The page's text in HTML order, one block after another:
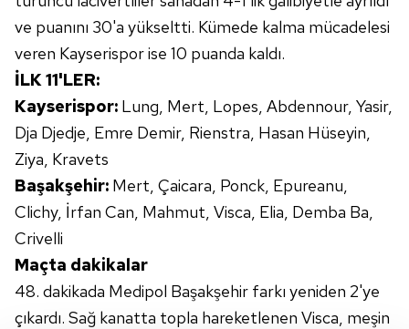
ve puanını 30'a yükseltti. Kümede kalma mücadelesi
veren Kayserispor ise 10 puanda kaldı.
İLK11'LER:
Kayserispor: Lung, Mert, Lopes, Abdennour, Yasir,
Dja Djedje, Emre Demir, Rienstra, Hasan Hüseyin,
Ziya, Kravets
Başakşehir: Mert, Çaicara, Ponck, Epureanu,
Clichy, İrfan Can, Mahmut, Visca, Elia, Demba Ba,
Crivelli
Maçta dakikalar
48. dakikada Medipol Başakşehir farkı yeniden 2'ye
çıkardı. Sağ kanatta topla hareketlenen Visca, meşin